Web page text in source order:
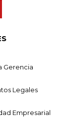
Gerencia
Legales
Empresarial